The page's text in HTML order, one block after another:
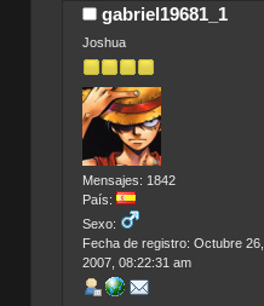
gabriel19681_1
Joshua
Mensajes: 1842
País:
Sexo:
Fecha de registro: Octubre 26,
2007, 08:22:31 am